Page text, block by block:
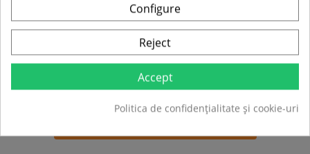
Suport accesorii
Gri
Fitness
Configure
Reject
Accept
Politica de confidențialitate și cookie-uri